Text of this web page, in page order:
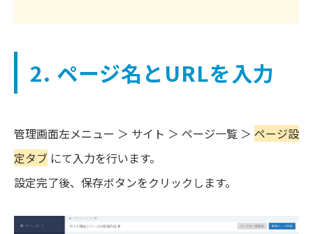
2. ページ名とURLを入力
管理画面左メニュー ＞ サイト ＞ ページ一覧 ＞ ページ設
定タブ にて入力を行います。
設定完了後、保存ボタンをクリックします。